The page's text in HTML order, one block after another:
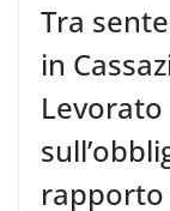
Tra
in
rapporto